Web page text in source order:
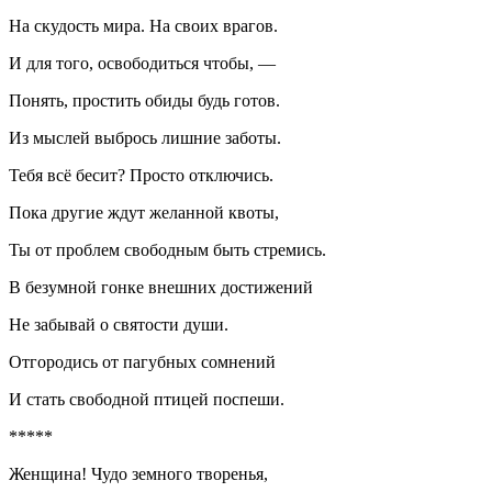
На скудость мира. На своих врагов.
И для того, освободиться чтобы, —
Понять, простить обиды будь готов.
Из мыслей выбрось лишние заботы.
Тебя всё бесит? Просто отключись.
Пока другие ждут желанной квоты,
Ты от проблем свободным быть стремись.
В безумной гонке внешних достижений
Не забывай о святости души.
Отгородись от пагубных сомнений
И стать свободной птицей поспеши.
*****
Женщина! Чудо земного творенья,